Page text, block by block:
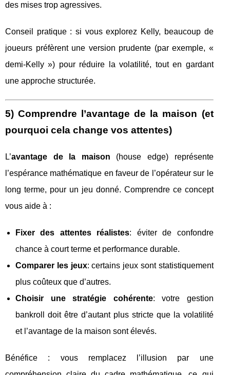
des mises trop agressives.
Conseil pratique : si vous explorez Kelly, beaucoup de
joueurs préfèrent une version prudente (par exemple, «
demi-Kelly ») pour réduire la volatilité, tout en gardant
une approche structurée.
5) Comprendre l’avantage de la maison (et
pourquoi cela change vos attentes)
L’avantage de la maison (house edge) représente
l’espérance mathématique en faveur de l’opérateur sur le
long terme, pour un jeu donné. Comprendre ce concept
vous aide à :
Fixer des attentes réalistes: éviter de confondre
chance à court terme et performance durable.
Comparer les jeux: certains jeux sont statistiquement
plus coûteux que d’autres.
Choisir une stratégie cohérente: votre gestion
bankroll doit être d’autant plus stricte que la volatilité
et l’avantage de la maison sont élevés.
Bénéfice : vous remplacez l’illusion par une